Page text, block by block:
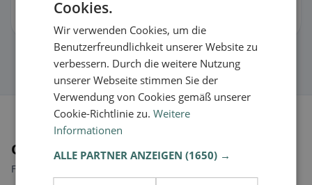
Orte in der Nähe
Finde den passenden Ort für deine Restaurantsuche.
Cookies.
Wir verwenden Cookies, um die
Benutzerfreundlichkeit unserer Website zu
verbessern. Durch die weitere Nutzung
unserer Webseite stimmen Sie der
Verwendung von Cookies gemäß unserer
Cookie-Richtlinie zu.Weitere
Informationen
ALLE PARTNER ANZEIGEN(1650) →